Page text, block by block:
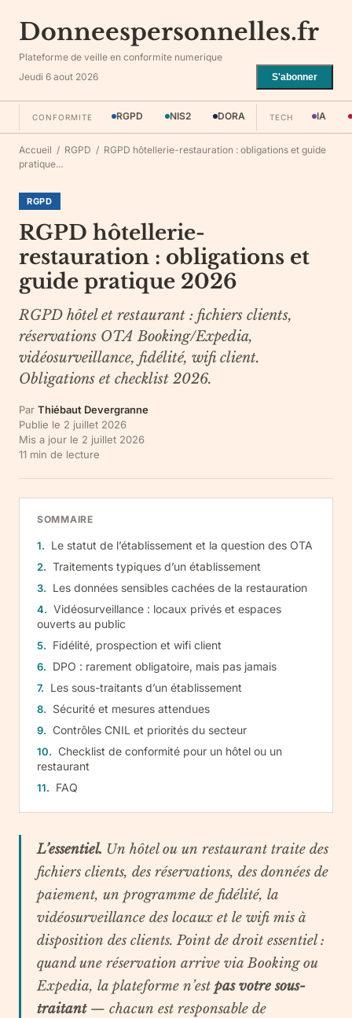
Donneespersonnelles.fr
Plateforme de veille en conformite numerique
Jeudi 6 aout 2026
S'abonner
CONFORMITE RGPD NIS2 DORA TECH IA
Accueil / RGPD / RGPD hôtellerie-restauration : obligations et guide
pratique...
RGPD
RGPD hôtellerie-
restauration : obligations et
guide pratique 2026
RGPD hôtel et restaurant : fichiers clients,
réservations OTA Booking/Expedia,
vidéosurveillance, fidélité, wifi client.
Obligations et checklist 2026.
Par Thiébaut Devergranne
Publie le 2 juillet 2026
Mis a jour le 2 juillet 2026
11 min de lecture
SOMMAIRE
Le statut de l’établissement et la question des OTA
Traitements typiques d’un établissement
Les données sensibles cachées de la restauration
Vidéosurveillance : locaux privés et espaces
ouverts au public
Fidélité, prospection et wifi client
DPO : rarement obligatoire, mais pas jamais
Les sous-traitants d’un établissement
Sécurité et mesures attendues
Contrôles CNIL et priorités du secteur
Checklist de conformité pour un hôtel ou un
restaurant
FAQ
L’essentiel. Un hôtel ou un restaurant traite des
fichiers clients, des réservations, des données de
paiement, un programme de fidélité, la
vidéosurveillance des locaux et le wifi mis à
disposition des clients. Point de droit essentiel :
quand une réservation arrive via Booking ou
Expedia, la plateforme n’est pas votre sous-
traitant— chacun est responsable de